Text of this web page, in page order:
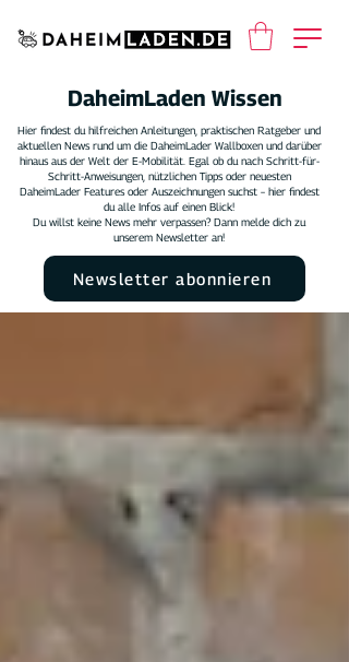
DaheimLaden Wissen
Hier findest du hilfreichen Anleitungen, praktischen Ratgeber und
aktuellen News rund um die DaheimLader Wallboxen und darüber
hinaus aus der Welt der E-Mobilität. Egal ob du nach Schritt-für-
Schritt-Anweisungen, nützlichen Tipps oder neuesten
DaheimLader Features oder Auszeichnungen suchst – hier findest
du alle Infos auf einen Blick!
Du willst keine News mehr verpassen? Dann melde dich zu
unserem Newsletter an!
Newsletter abonnieren